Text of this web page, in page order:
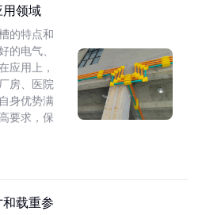
用领域
的特点和
的电气、
应用上，
房、医院
身优势满
要求，保
和载重参